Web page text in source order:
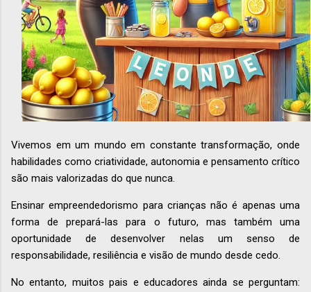
Vivemos em um mundo em constante transformação, onde
habilidades como criatividade, autonomia e pensamento crítico
são mais valorizadas do que nunca.
Ensinar empreendedorismo para crianças não é apenas uma
forma de prepará-las para o futuro, mas também uma
oportunidade de desenvolver nelas um senso de
responsabilidade, resiliência e visão de mundo desde cedo.
No entanto, muitos pais e educadores ainda se perguntam: